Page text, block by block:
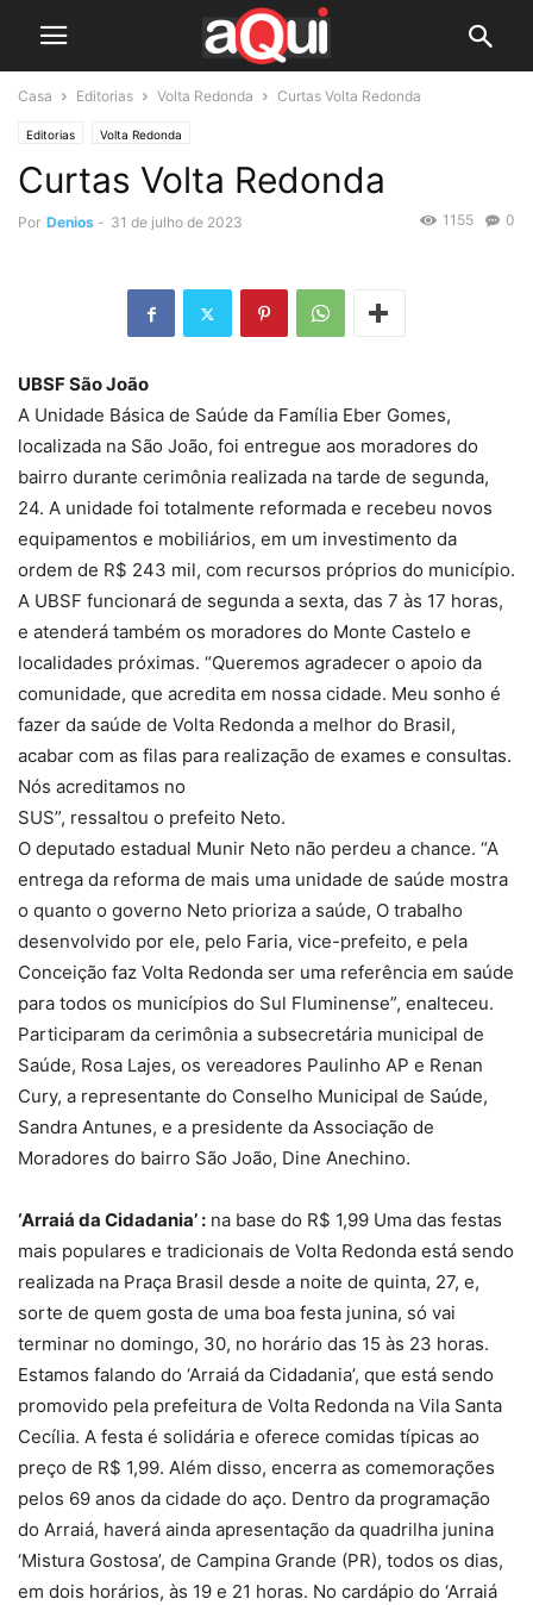
Casa Editorias Volta Redonda Curtas Volta Redonda
Editorias Volta Redonda
Curtas Volta Redonda
Por Denios - 31 de julho de 2023 0
1155
UBSF São João
A Unidade Básica de Saúde da Família Eber Gomes,
localizada na São João, foi entregue aos moradores do
bairro durante cerimônia realizada na tarde de segunda,
24. A unidade foi totalmente reformada e recebeu novos
equipamentos e mobiliários, em um investimento da
ordem de R$ 243 mil, com recursos próprios do município.
A UBSF funcionará de segunda a sexta, das 7 às 17 horas,
e atenderá também os moradores do Monte Castelo e
localidades próximas. “Queremos agradecer o apoio da
comunidade, que acredita em nossa cidade. Meu sonho é
fazer da saúde de Volta Redonda a melhor do Brasil,
acabar com as filas para realização de exames e consultas.
Nós acreditamos no
SUS”, ressaltou o prefeito Neto.
O deputado estadual Munir Neto não perdeu a chance. “A
entrega da reforma de mais uma unidade de saúde mostra
o quanto o governo Neto prioriza a saúde, O trabalho
desenvolvido por ele, pelo Faria, vice-prefeito, e pela
Conceição faz Volta Redonda ser uma referência em saúde
para todos os municípios do Sul Fluminense”, enalteceu.
Participaram da cerimônia a subsecretária municipal de
Saúde, Rosa Lajes, os vereadores Paulinho AP e Renan
Cury, a representante do Conselho Municipal de Saúde,
Sandra Antunes, e a presidente da Associação de
Moradores do bairro São João, Dine Anechino.
‘Arraiá da Cidadania’ : na base do R$ 1,99 Uma das festas
mais populares e tradicionais de Volta Redonda está sendo
realizada na Praça Brasil desde a noite de quinta, 27, e,
sorte de quem gosta de uma boa festa junina, só vai
terminar no domingo, 30, no horário das 15 às 23 horas.
Estamos falando do ‘Arraiá da Cidadania’, que está sendo
promovido pela prefeitura de Volta Redonda na Vila Santa
Cecília. A festa é solidária e oferece comidas típicas ao
preço de R$ 1,99. Além disso, encerra as comemorações
pelos 69 anos da cidade do aço. Dentro da programação
do Arraiá, haverá ainda apresentação da quadrilha junina
‘Mistura Gostosa’, de Campina Grande (PR), todos os dias,
em dois horários, às 19 e 21 horas. No cardápio do ‘Arraiá